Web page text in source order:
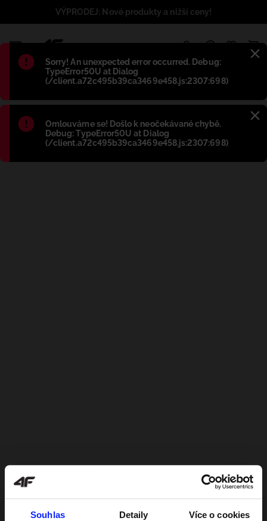
Souhlas Detaily Více o cookies
Błąd:
Sorry! An unexpected error occurred. Debug:
TypeError50U at Dialog
(/client.a72c495b39ca3469e458.js:2307:698)
Błąd:
Omlouváme se! Došlo k neočekávané chybě.
Debug: TypeError50U at Dialog
(/client.a72c495b39ca3469e458.js:2307:698)
VÝPRODEJ: Nové produkty a nižší ceny!